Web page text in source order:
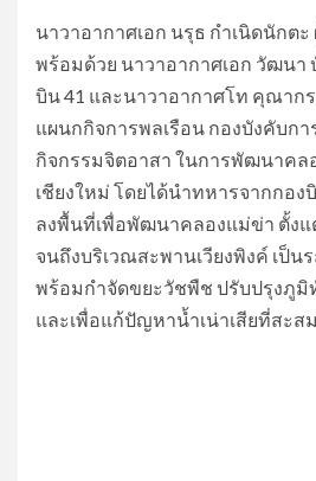
นาวาอากาศเอก นรุธ กำเนิดนักต
พร้อมด้วย นาวาอากาศเอก วัฒนา
บิน 41 และนาวาอากาศโท คุณาก
แผนกกิจการพลเรือน กองบังคับกา
กิจกรรมจิตอาสา ในการพัฒนาคล
เชียงใหม่ โดยได้นำทหารจากกอง
ลงพื้นที่เพื่อพัฒนาคลองแม่ข่า ตั้ง
จนถึงบริเวณสะพานเวียงพิงค์ เป็น
พร้อมกำจัดขยะวัชพืช ปรับปรุงภูมิ
และเพื่อแก้ปัญหาน้ำเน่าเสียที่สะส